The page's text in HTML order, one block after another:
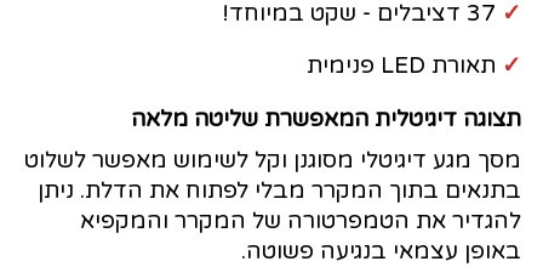
✓
✓ תאורת LED פנימית
תצוגה דיגיטלית המאפשרת שליטה מלאה
מסך מגע דיגיטלי מסוגנן וקל לשימוש מאפשר לשלוט
בתנאים בתוך המקרר מבלי לפתוח את הדלת. ניתן
להגדיר את הטמפרטורה של המקרר והמקפיא
באופן עצמאי בנגיעה פשוטה.